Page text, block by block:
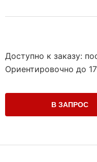
Доступно к заказу:
Ориентировочно до
В ЗАПРОС